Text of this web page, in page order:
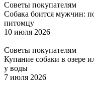
Советы покупателям
Собака боится мужчин:
питомцу
10 июля 2026
Советы покупателям
Купание собаки в озере
у воды
7 июля 2026